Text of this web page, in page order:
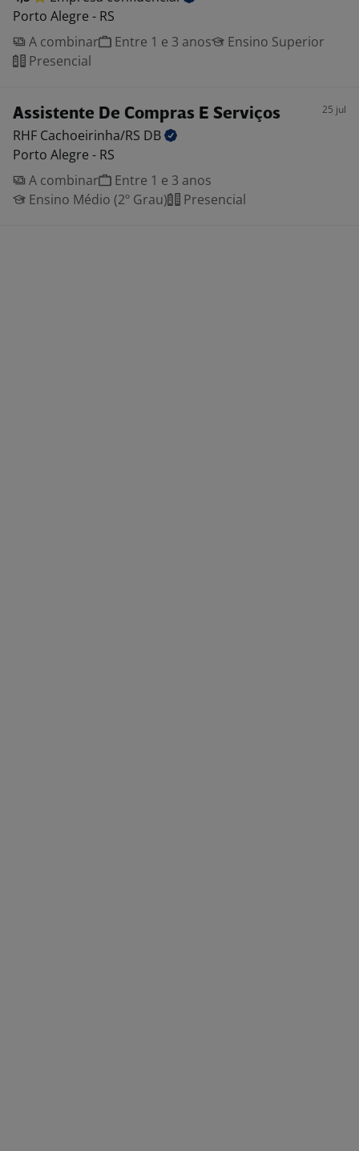
Porto Alegre - RS
A combinar
Entre 1 e 3 anos
Ensino Superior
Presencial
Assistente De Compras E Serviços 25 jul
RHF Cachoeirinha/RS DB
Porto Alegre - RS
A combinar
Entre 1 e 3 anos
Ensino Médio (2º Grau)
Presencial